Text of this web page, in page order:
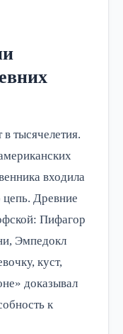
тысячелетия.
входила
Древние
Пифагор
Эмпедокл
куст,
доказывал
к